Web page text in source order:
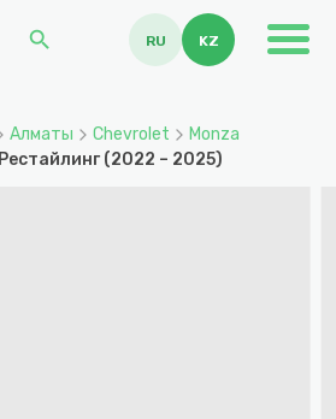
search RU KZ
Алматы Chevrolet
Monza
(2022 – 2025)